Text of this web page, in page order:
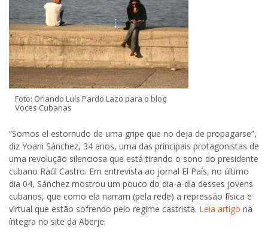
Foto: Orlando Luís Pardo Lazo para o blog
Voces Cubanas
“Somos el estornudo de uma gripe que no deja de propagarse”,
diz Yoani Sánchez, 34 anos, uma das principais protagonistas de
uma revolução silenciosa que está tirando o sono do presidente
cubano Raúl Castro. Em entrevista ao jornal El País, no último
dia 04, Sánchez mostrou um pouco do dia-a-dia desses jovens
cubanos, que como ela narram (pela rede) a repressão física e
virtual que estão sofrendo pelo regime castrista. Leia artigo na
íntegra no site da Aberje.